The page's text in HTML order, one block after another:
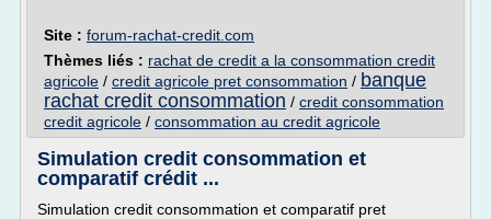
Site : forum-rachat-credit.com
Thèmes liés : rachat de credit a la consommation credit
agricole / credit agricole pret consommation / banque
rachat credit consommation / credit consommation
credit agricole / consommation au credit agricole
Simulation credit consommation et
comparatif crédit ...
Simulation credit consommation et comparatif pret